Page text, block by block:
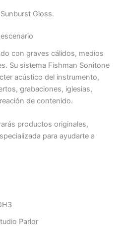
Gloss.
con graves cálidos, medios
Su sistema Fishman Sonitone
acústico del instrumento,
grabaciones, iglesias,
de contenido.
productos originales,
para ayudarte a
Parlor